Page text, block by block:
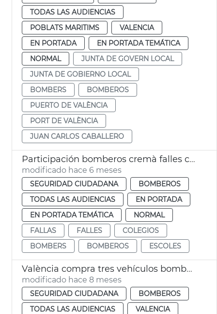
TODAS LAS AUDIENCIAS
POBLATS MARITIMS
VALENCIA
EN PORTADA
EN PORTADA TEMÁTICA
NORMAL
JUNTA DE GOVERN LOCAL
JUNTA DE GOBIERNO LOCAL
BOMBERS
BOMBEROS
PUERTO DE VALÈNCIA
PORT DE VALÈNCIA
JUAN CARLOS CABALLERO
Participación bomberos cremà falles centros escolares València
modificado hace 6 meses
SEGURIDAD CIUDADANA
BOMBEROS
TODAS LAS AUDIENCIAS
EN PORTADA
EN PORTADA TEMÁTICA
NORMAL
FALLAS
FALLES
COLEGIOS
BOMBERS
BOMBEROS ESCOLES
València compra tres vehículos bomberos
modificado hace 8 meses
SEGURIDAD CIUDADANA
BOMBEROS
TODAS LAS AUDIENCIAS
VALENCIA